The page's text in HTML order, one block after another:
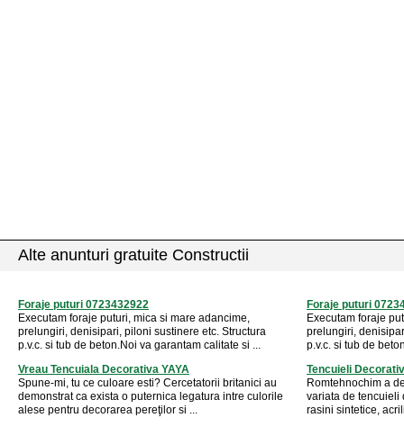
Alte anunturi gratuite Constructii
Foraje puturi 0723432922
Executam foraje puturi, mica si mare adancime,
prelungiri, denisipari, piloni sustinere etc. Structura
p.v.c. si tub de beton.Noi va garantam calitate si ...
Foraje puturi
Executam foraje
prelungiri,
p.v.c. si tub de
Vreau Tencuiala Decorativa YAYA
Spune-mi, tu ce culoare esti? Cercetatorii britanici au
demonstrat ca exista o puternica legatura intre culorile
alese pentru decorarea pereţilor si ...
Tencuieli
Romtehnochim a
variata de tencuieli
rasini sintetice,